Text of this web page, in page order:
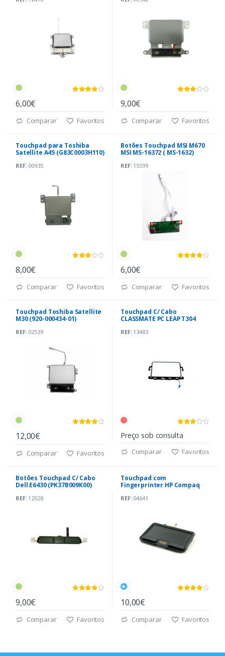
6,00€
Comparar Favoritos
9,00€
Comparar Favoritos
Touchpad para Toshiba
Satellite A45 (G83C0003H110)
REF:00935
8,00€
Comparar Favoritos
Botões Touchpad MSI M670
MSI MS-16372 ( MS-1632)
REF:15599
6,00€
Comparar Favoritos
Touchpad Toshiba Satellite
M30 (920-000434-01)
REF:02539
12,00€
Comparar Favoritos
Touchpad C/ Cabo
CLASSMATE PC LEAP T304
REF:13483
Preço sob consulta
Comparar Favoritos
Botões Touchpad C/ Cabo
Dell E6430 (PK37B009K00)
REF:12028
9,00€
Comparar Favoritos
Touchpad com
Fingerprinter HP Compaq
REF:04641
10,00€
Comparar Favoritos